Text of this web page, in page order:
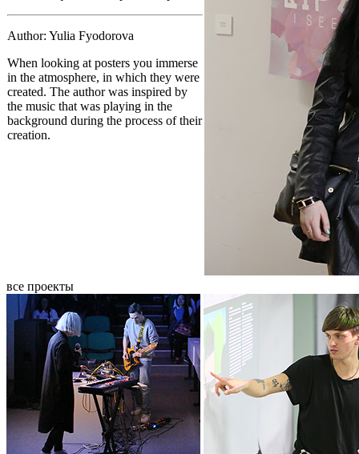
Author: Yulia Fyodorova
When looking at posters you immerse
in the atmosphere, in which they were
created. The author was inspired by
the music that was playing in the
background during the process of their
creation.
все проекты